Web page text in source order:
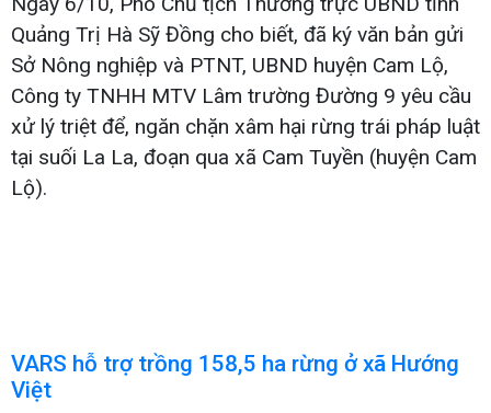
Quảng Trị Hà Sỹ Đồng cho biết, đã ký văn bản gửi
Sở Nông nghiệp và PTNT, UBND huyện Cam Lộ,
Công ty TNHH MTV Lâm trường Đường 9 yêu cầu
xử lý triệt để, ngăn chặn xâm hại rừng trái pháp luật
tại suối La La, đoạn qua xã Cam Tuyền (huyện Cam
Lộ).
VARS hỗ trợ trồng 158,5 ha rừng ở xã Hướng
Việt